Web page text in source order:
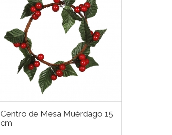
Centro de Mesa Muérdago 15
cm